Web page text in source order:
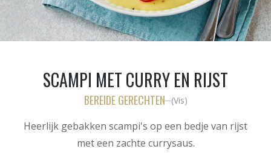
SCAMPI MET CURRY EN RIJST
BEREIDE GERECHTEN—(Vis)
Heerlijk gebakken scampi's op een bedje van rijst
met een zachte currysaus.